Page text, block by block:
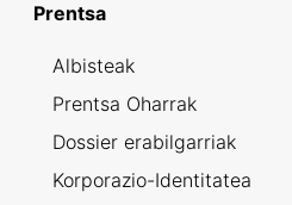
Prentsa
Albisteak
Prentsa Oharrak
Dossier erabilgarriak
Korporazio-Identitatea